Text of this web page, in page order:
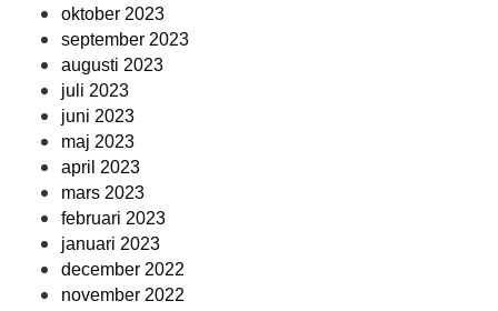
oktober 2023
september 2023
augusti 2023
juli 2023
juni 2023
maj 2023
april 2023
mars 2023
februari 2023
januari 2023
december 2022
november 2022